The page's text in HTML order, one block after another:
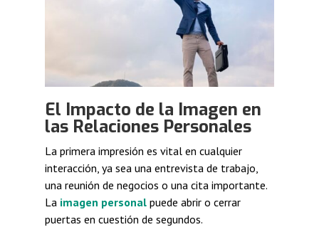
El Impacto de la Imagen en
las Relaciones Personales
La primera impresión es vital en cualquier
interacción, ya sea una entrevista de trabajo,
una reunión de negocios o una cita importante.
La imagen personalpuede abrir o cerrar
puertas en cuestión de segundos.